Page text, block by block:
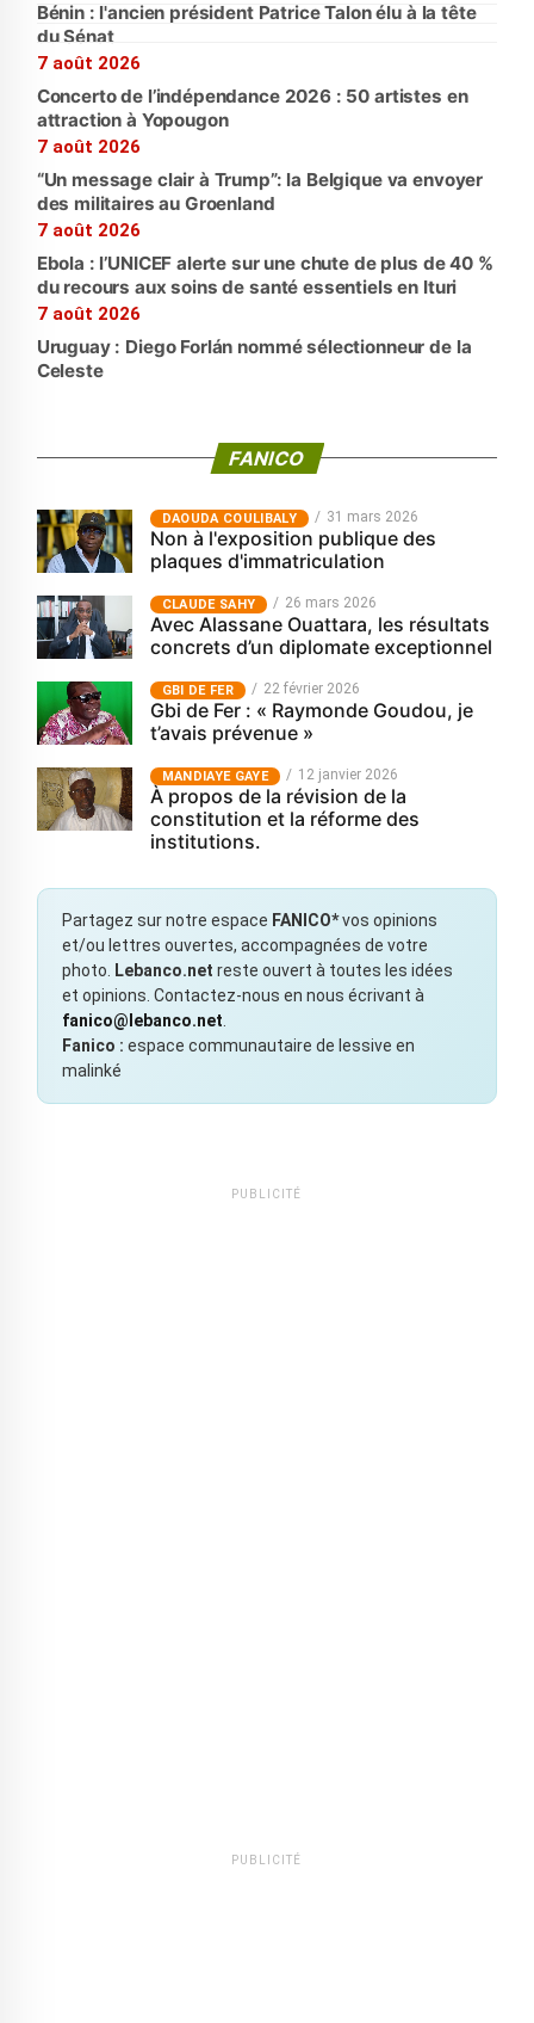
Bénin : l'ancien président Patrice Talon élu à la tête
du Sénat
7 août 2026
Concerto de l’indépendance 2026 : 50 artistes en
attraction à Yopougon
7 août 2026
“Un message clair à Trump”: la Belgique va envoyer
des militaires au Groenland
7 août 2026
Ebola : l’UNICEF alerte sur une chute de plus de 40 %
du recours aux soins de santé essentiels en Ituri
7 août 2026
Uruguay : Diego Forlán nommé sélectionneur de la
Celeste
FANICO
‎DAOUDA COULIBALY 31 mars 2026
Non à l'exposition publique des
plaques d'immatriculation
CLAUDE SAHY 26 mars 2026
Avec Alassane Ouattara, les résultats
concrets d’un diplomate exceptionnel
GBI DE FER 22 février 2026
Gbi de Fer : « Raymonde Goudou, je
t’avais prévenue »
MANDIAYE GAYE 12 janvier 2026
À propos de la révision de la
constitution et la réforme des
institutions.
Partagez sur notre espace FANICO*vos opinions
et/ou lettres ouvertes, accompagnées de votre
photo.
Lebanco.net reste ouvert à toutes les idées
et opinions. Contactez-nous en nous écrivant à
fanico@lebanco.net
Fanico : espace communautaire de lessive en
malinké
PUBLICITÉ
PUBLICITÉ